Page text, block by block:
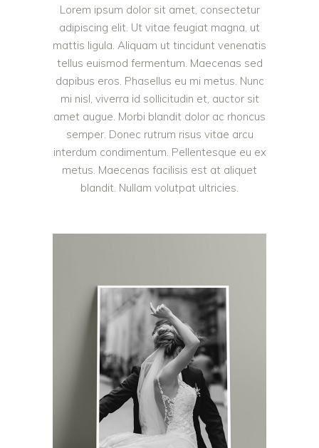
Lorem ipsum dolor sit amet, consectetur
adipiscing elit. Ut vitae feugiat magna, ut
mattis ligula. Aliquam ut tincidunt venenatis
tellus euismod fermentum. Maecenas sed
dapibus eros. Phasellus eu mi metus. Nunc
mi nisl, viverra id sollicitudin et, auctor sit
amet augue. Morbi blandit dolor ac rhoncus
semper. Donec rutrum risus vitae arcu
interdum condimentum. Pellentesque eu ex
metus. Maecenas facilisis est at aliquet
blandit. Nullam volutpat ultricies.